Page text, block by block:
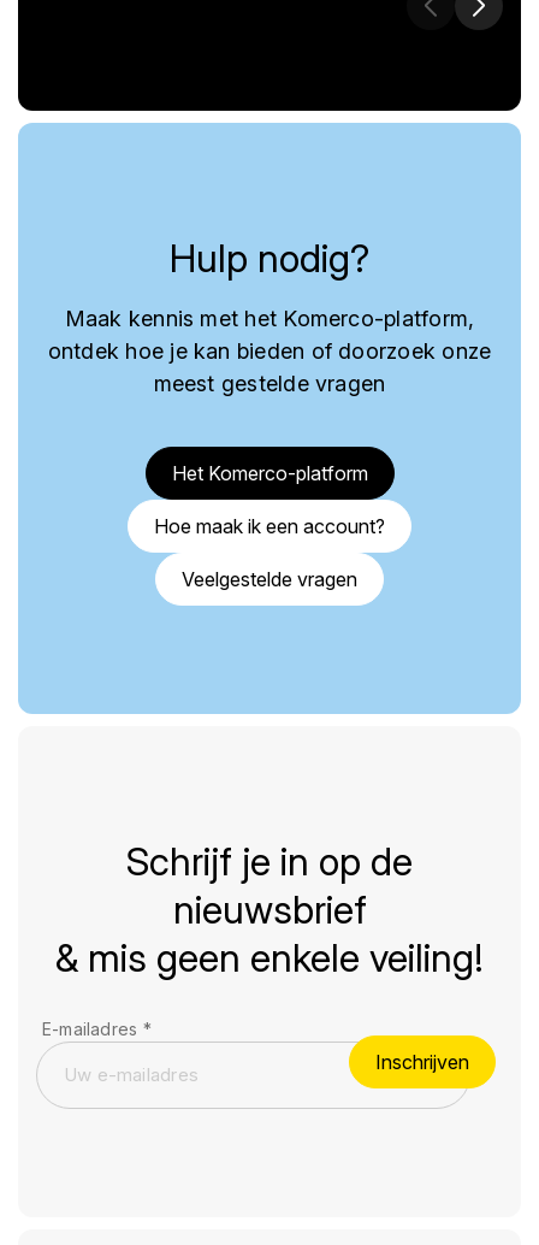
Hulp nodig?
Maak kennis met het Komerco-platform,
ontdek hoe je kan bieden of doorzoek onze
meest gestelde vragen
Het Komerco-platform
Hoe maak ik een account?
Veelgestelde vragen
Schrijf je in op de
nieuwsbrief
& mis geen enkele veiling!
E-mailadres *
Inschrijven